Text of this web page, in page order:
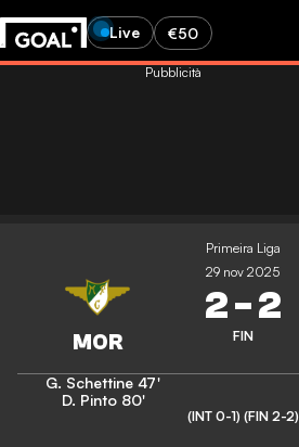
Live €50
Pubblicità
Primeira Liga
29 nov 2025
2-2
FIN
G. Schettine 47'
D. Pinto 80'
(INT 0-1) (FIN 2-2)